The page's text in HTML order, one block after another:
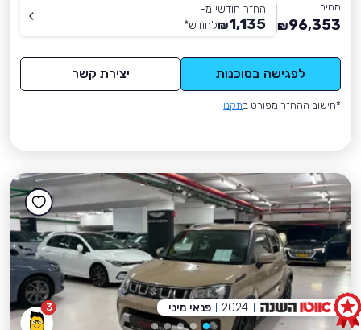
מחיר
96,353
₪
החזר חודשי מ-
1,135
₪לחודש*
לפגישה בסוכנות יצירת קשר
*חישוב ההחזר מפורט בתקנון
3 2024 פנאי מיני